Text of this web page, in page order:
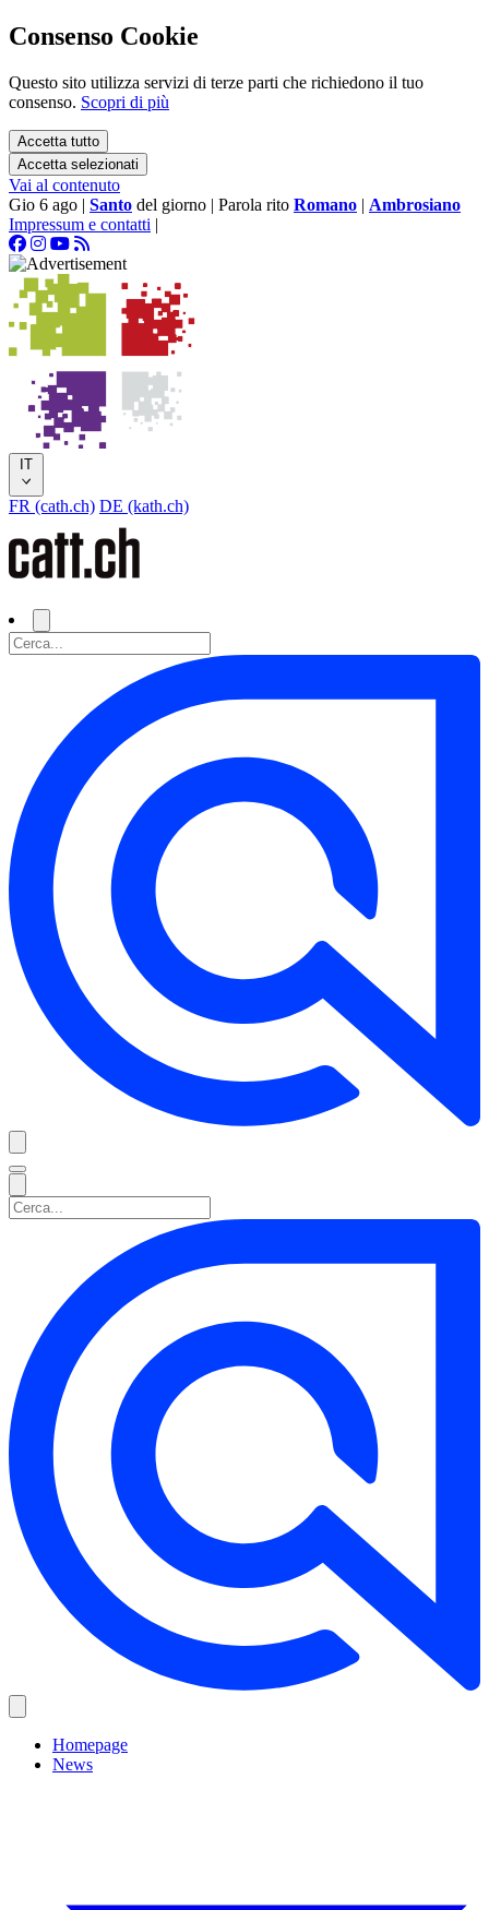
Consenso Cookie
Questo sito utilizza servizi di terze parti che richiedono il tuo
consenso. Scopri di più
Accetta tutto
Accetta selezionati
Vai al contenuto
Gio 6 ago | Santo del giorno | Parola rito Romano | Ambrosiano
Impressum e contatti |
IT
FR (cath.ch) DE (kath.ch)
Homepage
News